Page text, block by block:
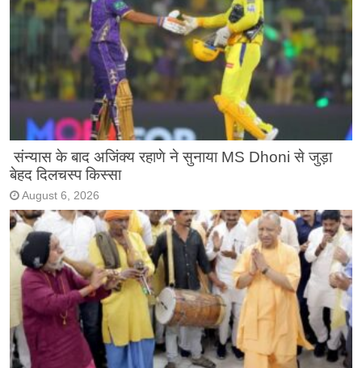
संन्यास के बाद अजिंक्‍य रहाणे ने सुनाया MS Dhoni से जुड़ा
बेहद दिलचस्प किस्सा
August 6, 2026